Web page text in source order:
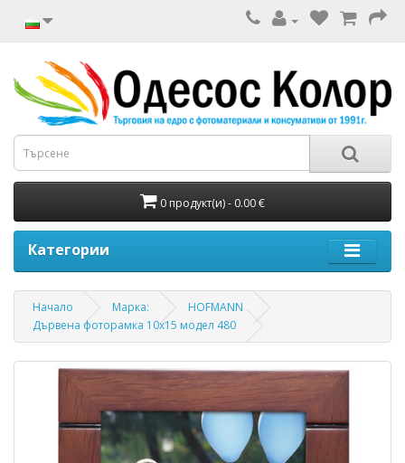
0 продукт(и) - 0.00 €
Категории
Начало Марка:
HOFMANN
Дървена фоторамка 10х15 модел 480